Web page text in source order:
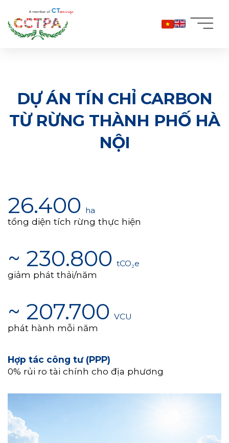
qua
nội
dung
DỰ ÁN TÍN CHỈ CARBON
TỪ RỪNG THÀNH PHỐ HÀ
NỘI
26.400 ha
tổng diện tích rừng thực hiện
~ 230.800 tCO₂e
giảm phát thải/năm
~ 207.700 VCU
phát hành mỗi năm
Hợp tác công tư (PPP)
0% rủi ro tài chính cho địa phương